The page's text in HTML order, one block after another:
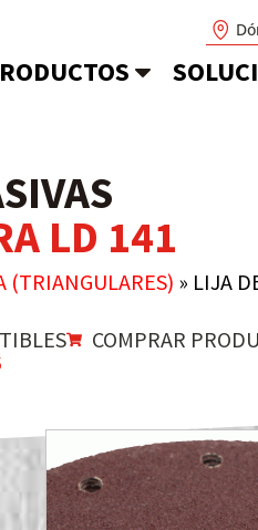
LD 141
(TRIANGULARES) » LIJA
COMPRAR